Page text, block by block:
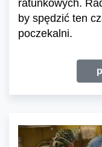
ratunkowych.
by spędzić ten
poczekalni.